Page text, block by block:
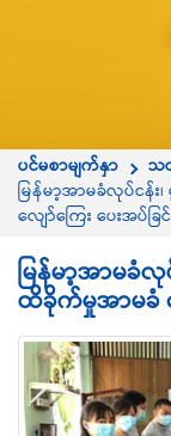
ပင်မစာမျက်နှာ
သ
မြန်မာ့အာမခံလုပ်ငန်
လျော်ကြေး ပေးအပ်ခြင်
မြန်မာ့အာမခံလု
ထိခိုက်မှုအာမခံ သ